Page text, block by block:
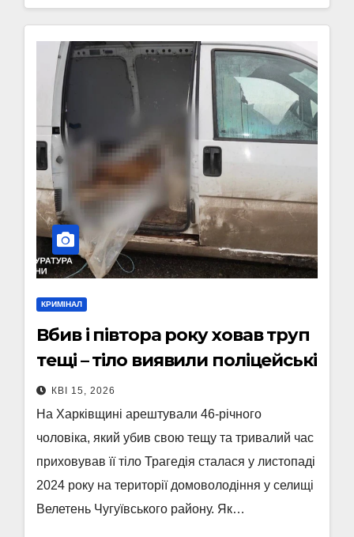
КРИМІНАЛ
Вбив і півтора року ховав труп
тещі – тіло виявили поліцейські
КВІ 15, 2026
На Харківщині арештували 46-річного
чоловіка, який убив свою тещу та тривалий час
приховував її тіло Трагедія сталася у листопаді
2024 року на території домоволодіння у селищі
Велетень Чугуївського району. Як…